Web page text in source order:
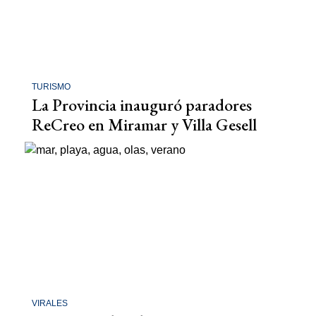
TURISMO
La Provincia inauguró paradores
ReCreo en Miramar y Villa Gesell
VIRALES